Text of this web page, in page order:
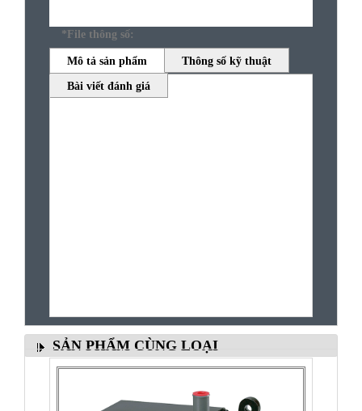
*File thông số:
Mô tả sản phẩm Thông số kỹ thuật
Bài viết đánh giá
SẢN PHẨM CÙNG LOẠI